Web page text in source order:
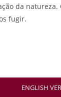
da
fugir.
ENGLISH